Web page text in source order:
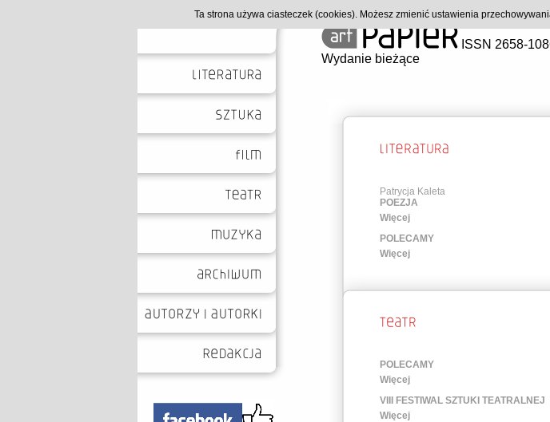
ISSN 2658-
Wydanie bieżące
Patrycja Kaleta
POEZJA
Więcej
POLECAMY
Więcej
POLECAMY
Więcej
VIII FESTIWAL SZTUKI TEATRALNEJ
Więcej
Ta strona używa ciasteczek (cookies). Możesz zmienić ustawienia